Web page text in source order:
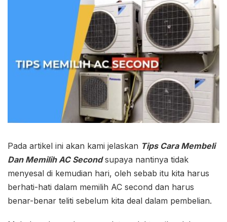
Pada artikel ini akan kami jelaskan Tips Cara Membeli
Dan Memilih AC Secondsupaya nantinya tidak
menyesal di kemudian hari, oleh sebab itu kita harus
berhati-hati dalam memilih AC second dan harus
benar-benar teliti sebelum kita deal dalam pembelian.